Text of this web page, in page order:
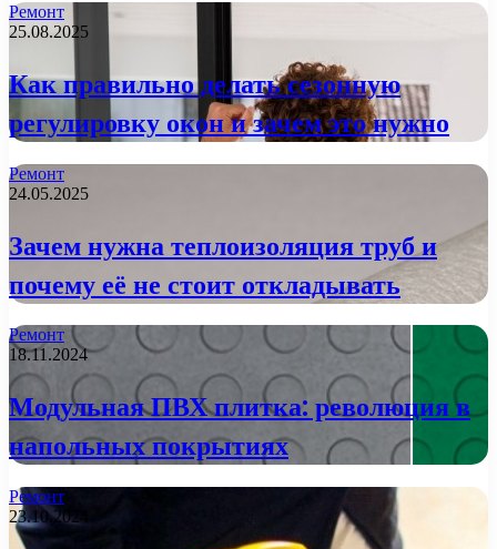
Ремонт
25.08.2025
Как правильно делать сезонную
регулировку окон и зачем это нужно
Ремонт
24.05.2025
Зачем нужна теплоизоляция труб и
почему её не стоит откладывать
Ремонт
18.11.2024
Модульная ПВХ плитка: революция в
напольных покрытиях
Ремонт
23.10.2024